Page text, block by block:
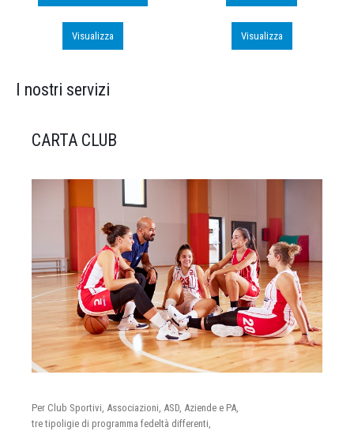
Visualizza Visualizza
I nostri servizi
CARTA CLUB
Per Club Sportivi, Associazioni, ASD, Aziende e PA,
tre tipoligie di programma fedeltà differenti,